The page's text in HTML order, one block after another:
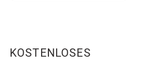
KOSTENLOSES